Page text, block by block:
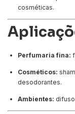
cosméticas.
Perfumaria fina:
Cosméticos:
desodorantes.
Ambientes: